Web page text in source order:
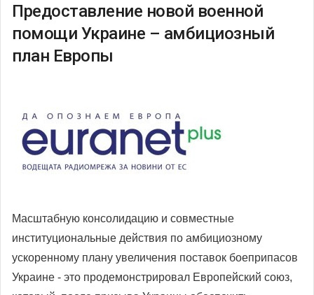
Предоставление новой военной
помощи Украине – амбициозный
план Европы
Масштабную консолидацию и совместные
институциональные действия по амбициозному
ускоренному плану увеличения поставок боеприпасов
Украине - это продемонстрировал Европейский союз,